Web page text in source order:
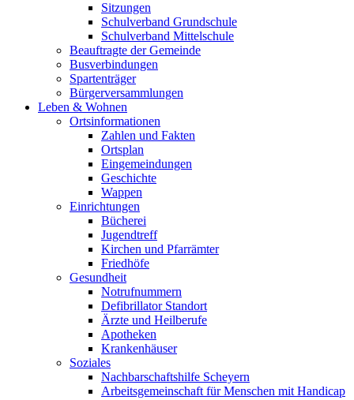
Sitzungen
Schulverband Grundschule
Schulverband Mittelschule
Beauftragte der Gemeinde
Busverbindungen
Spartenträger
Bürgerversammlungen
Leben & Wohnen
Ortsinformationen
Zahlen und Fakten
Ortsplan
Eingemeindungen
Geschichte
Wappen
Einrichtungen
Bücherei
Jugendtreff
Kirchen und Pfarrämter
Friedhöfe
Gesundheit
Notrufnummern
Defibrillator Standort
Ärzte und Heilberufe
Apotheken
Krankenhäuser
Soziales
Nachbarschaftshilfe Scheyern
Arbeitsgemeinschaft für Menschen mit Handicap